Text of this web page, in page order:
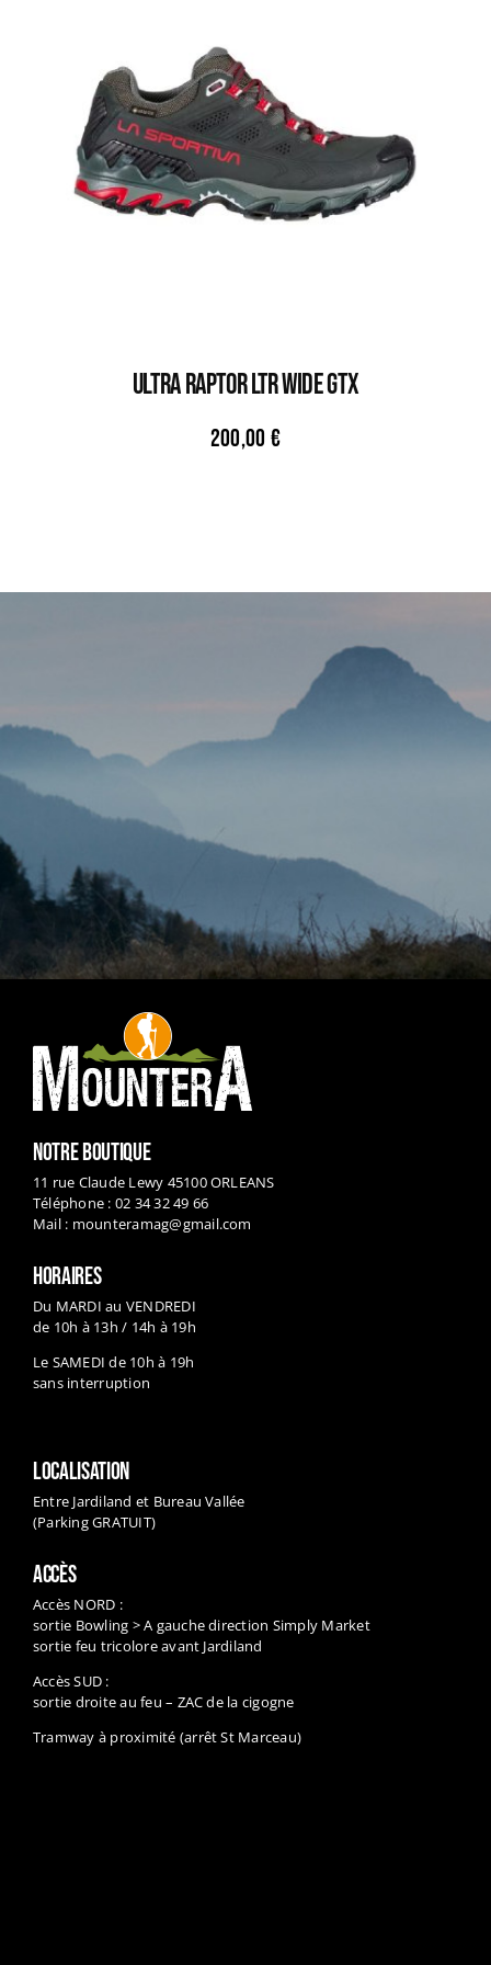
ULTRA RAPTOR LTR WIDE GTX
200,00 €
NOTRE BOUTIQUE
11 rue Claude Lewy 45100 ORLEANS
Téléphone : 02 34 32 49 66
Mail : mounteramag@gmail.com
HORAIRES
Du MARDI au VENDREDI
de 10h à 13h / 14h à 19h
Le SAMEDI de 10h à 19h
sans interruption
LOCALISATION
Entre Jardiland et Bureau Vallée
(Parking GRATUIT)
ACCÈS
Accès NORD :
sortie Bowling > A gauche direction Simply Market
sortie feu tricolore avant Jardiland
Accès SUD :
sortie droite au feu – ZAC de la cigogne
Tramway à proximité (arrêt St Marceau)